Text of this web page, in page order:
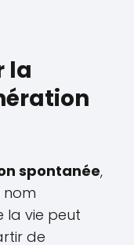
la
spontanée,
nom
la vie peut
de